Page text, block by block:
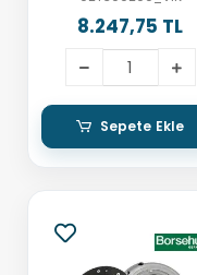
8.247,75 TL
Sepete Ekle